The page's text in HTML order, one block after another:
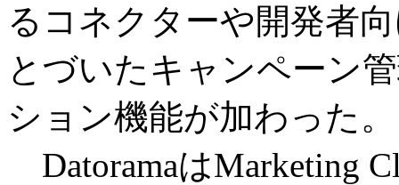
るコネクターや開発者
とづいたキャンペーン
ション機能が加わった。
DatoramaはMarketing